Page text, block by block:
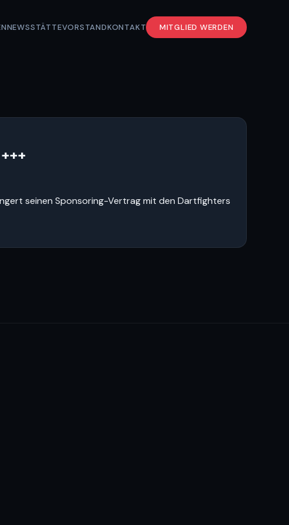
NEWSSTÄTTEVORSTANDKONTAKT MITGLIED WERDEN
seinen Sponsoring-Vertrag mit den Dartfighters